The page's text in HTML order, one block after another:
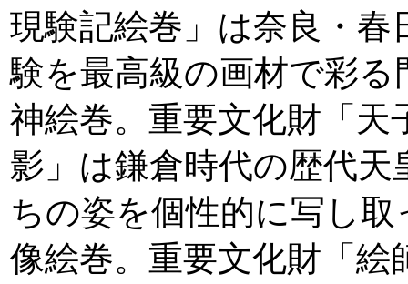
現験記絵巻」は奈良・春
験を最高級の画材で彩る
神絵巻。重要文化財「天
影」は鎌倉時代の歴代天
ちの姿を個性的に写し取
像絵巻。重要文化財「絵